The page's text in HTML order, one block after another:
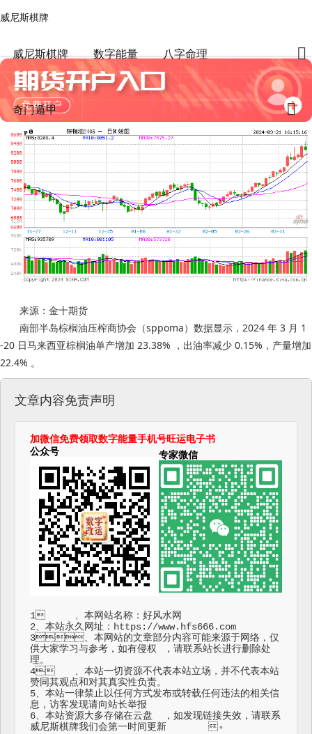
威尼斯棋牌
威尼斯棋牌 数字能量 八字命理
奇门遁甲
威尼斯棋牌
南部半岛棕榈油压榨商协会：1-威尼斯棋牌
来源：金十期货
南部半岛棕榈油压榨商协会（sppoma）数据显示，2024 年 3 月 1
-20 日马来西亚棕榈油单产增加 23.38% ，出油率减少 0.15% ，产量增加
22.4% 。
文章内容免责声明
加微信免费领取数字能量手机号旺运电子书
公众号
专家微信
1	、本网站名称：好风水网
2、本站永久网址：https://www.hfs666.com
3、本网站的文章部分内容可能来源于网络，仅
供大家学习与参考，如有侵权	，请联系站长进行删除处
理。
4	、本站一切资源不代表本站立场，并不代表本站
赞同其观点和对其真实性负责。
5、本站一律禁止以任何方式发布或转载任何违法的相关信
息，访客发现请向站长举报
6、本站资源大多存储在云盘	，如发现链接失效，请联系
威尼斯棋牌我们会第一时间更新	。